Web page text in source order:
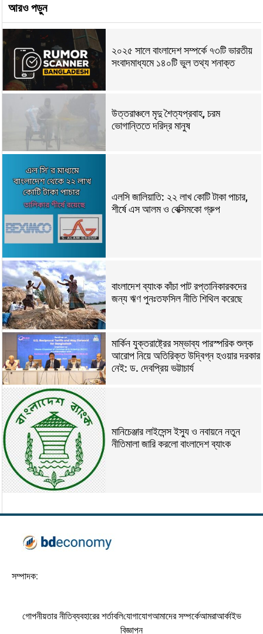
আরও পড়ুন
২০২৫ সালে বাংলাদেশ সম্পর্কে ৭৩টি ভারতীয়
সংবাদমাধ্যমে ১৪০টি ভুল তথ্য শনাক্ত
উত্তরাঞ্চলে মৃদু শৈত্যপ্রবাহ, চরম
ভোগান্তিতে দরিদ্র মানুষ
এলসি জালিয়াতি: ২২ লাখ কোটি টাকা পাচার,
শীর্ষে এস আলম ও বেক্সিমকো গ্রুপ
বাংলাদেশ ব্যাংক কাঁচা পাট রপ্তানিকারকদের
জন্য ঋণ পুনঃতফসিল নীতি শিথিল করেছে
মার্কিন যুক্তরাষ্ট্রের সম্ভাব্য পারস্পরিক শুল্ক
আরোপ নিয়ে অতিরিক্ত উদ্বিগ্ন হওয়ার দরকার
নেই: ড. দেবপ্রিয় ভট্টাচার্য
মানিচেঞ্জার লাইসেন্স ইস্যু ও নবায়নে নতুন
নীতিমালা জারি করলো বাংলাদেশ ব্যাংক
সম্পাদক:
গোপনীয়তার নীতিব্যবহারের শর্তাবলিযোগাযোগআমাদের সম্পর্কেআমরাআর্কাইভ
বিজ্ঞাপন